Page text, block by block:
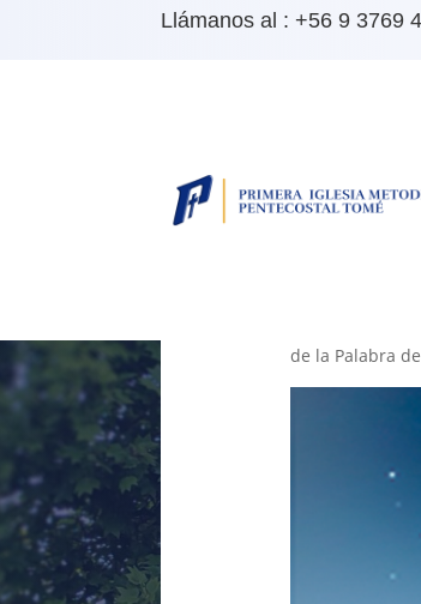
Llámanos al : +56 9 3769
Desfile de
de la Palabra